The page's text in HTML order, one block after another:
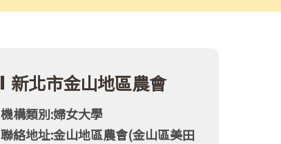
新北市金山地區農會
機構類別:婦女大學
聯絡地址:金山地區農會(金山區美田